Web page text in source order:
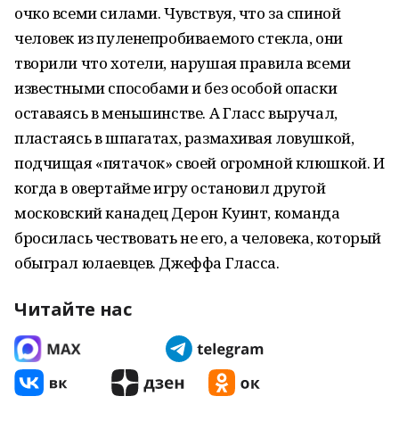
очко всеми силами. Чувствуя, что за спиной
человек из пуленепробиваемого стекла, они
творили что хотели, нарушая правила всеми
известными способами и без особой опаски
оставаясь в меньшинстве. А Гласс выручал,
пластаясь в шпагатах, размахивая ловушкой,
подчищая «пятачок» своей огромной клюшкой. И
когда в овертайме игру остановил другой
московский канадец Дерон Куинт, команда
бросилась чествовать не его, а человека, который
обыграл юлаевцев. Джеффа Гласса.
Читайте нас